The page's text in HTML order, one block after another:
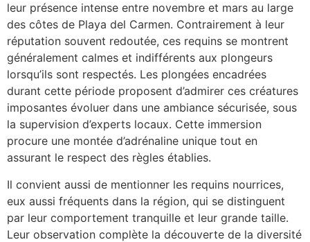
leur présence intense entre novembre et mars au large
des côtes de Playa del Carmen. Contrairement à leur
réputation souvent redoutée, ces requins se montrent
généralement calmes et indifférents aux plongeurs
lorsqu’ils sont respectés. Les plongées encadrées
durant cette période proposent d’admirer ces créatures
imposantes évoluer dans une ambiance sécurisée, sous
la supervision d’experts locaux. Cette immersion
procure une montée d’adrénaline unique tout en
assurant le respect des règles établies.
Il convient aussi de mentionner les requins nourrices,
eux aussi fréquents dans la région, qui se distinguent
par leur comportement tranquille et leur grande taille.
Leur observation complète la découverte de la diversité